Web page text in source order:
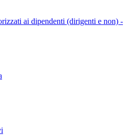
ai dipendenti (dirigenti e non) -